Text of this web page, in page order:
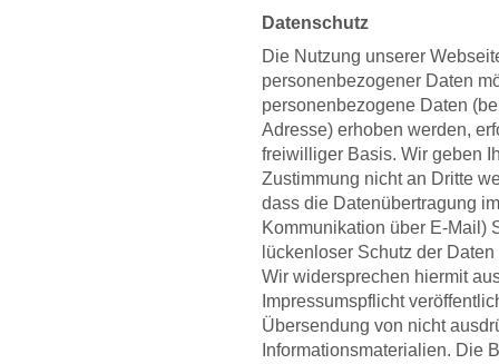
Datenschutz
Die Nutzung unserer
personenbezogener Daten
personenbezogene Daten
Adresse) erhoben werden,
freiwilliger Basis. Wir geben
Zustimmung nicht an Dritte
dass die Datenübertragung
Kommunikation über E-Mail)
lückenloser Schutz der
Wir widersprechen hiermit
Impressumspflicht
Übersendung von nicht
Informationsmaterialien. Die